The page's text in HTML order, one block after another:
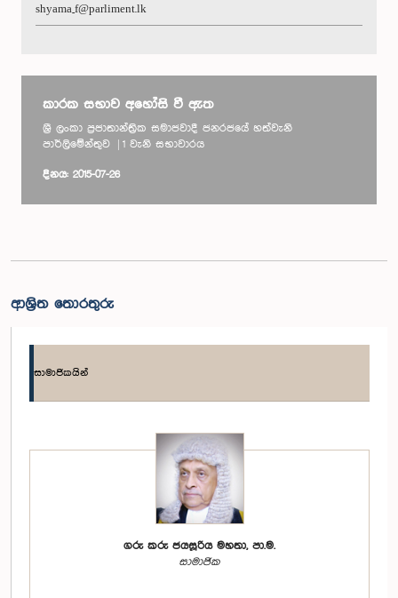
shyama_f@parliment.lk
කාරක සභාව අහෝසි වී ඇත
ශ්‍රී ලංකා ප්‍රජාතාන්ත්‍රික සමාජවාදී ජනරජයේ හත්වැනි
පාර්ලිමේන්තුව | 1 වැනි සභාවාරය
දිනය: 2015-07-26
ආශ්‍රිත තොරතුරු
සාමාජිකයින්
ගරු කරු ජයසූරිය මහතා, පා.ම.
සාමාජික